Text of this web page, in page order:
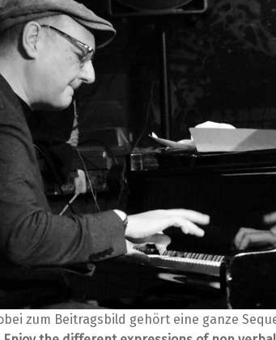
zum Beitragsbild gehört eine ganze